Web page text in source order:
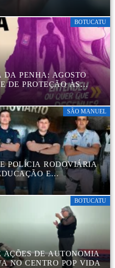
BOTUCATU
PENHA: AGOSTO
DE PROTEÇÃO ÀS
SÃO MANUEL
POLÍCIA RODOVIÁRIA
E
BOTUCATU
AÇÕES DE AUTONOMIA
NO CENTRO POP VIDA